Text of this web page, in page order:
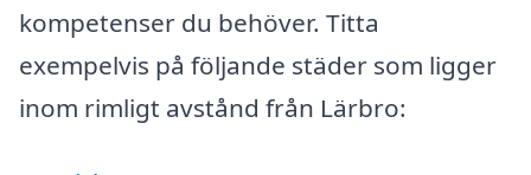
kompetenser du behöver. Titta
exempelvis på följande städer som ligger
inom rimligt avstånd från Lärbro: